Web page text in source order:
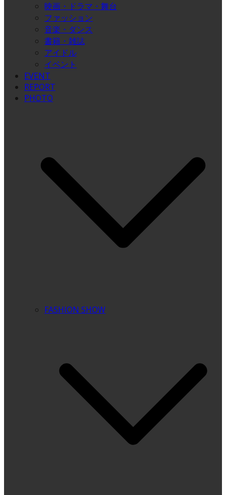
映画・ドラマ・舞台
ファッション
音楽・ダンス
書籍・雑誌
アイドル
イベント
EVENT
REPORT
PHOTO
FASHION SHOW